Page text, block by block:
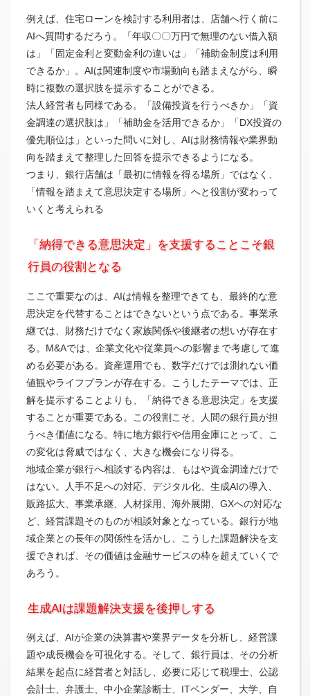
例えば、住宅ローンを検討する利用者は、店舗へ行く前に
AIへ質問するだろう。「年収〇〇万円で無理のない借入額
は」「固定金利と変動金利の違いは」「補助金制度は利用
できるか」。AIは関連制度や市場動向も踏まえながら、瞬
時に複数の選択肢を提示することができる。
法人経営者も同様である。「設備投資を行うべきか」「資
金調達の選択肢は」「補助金を活用できるか」「DX投資の
優先順位は」といった問いに対し、AIは財務情報や業界動
向を踏まえて整理した回答を提示できるようになる。
つまり、銀行店舗は「最初に情報を得る場所」ではなく、
「情報を踏まえて意思決定する場所」へと役割が変わって
いくと考えられる
「納得できる意思決定」を支援することこそ銀
行員の役割となる
ここで重要なのは、AIは情報を整理できても、最終的な意
思決定を代替することはできないという点である。事業承
継では、財務だけでなく家族関係や後継者の想いが存在す
る。M&Aでは、企業文化や従業員への影響まで考慮して進
める必要がある。資産運用でも、数字だけでは測れない価
値観やライフプランが存在する。こうしたテーマでは、正
解を提示することよりも、「納得できる意思決定」を支援
することが重要である。この役割こそ、人間の銀行員が担
うべき価値になる。特に地方銀行や信用金庫にとって、こ
の変化は脅威ではなく、大きな機会になり得る。
地域企業が銀行へ相談する内容は、もはや資金調達だけで
はない。人手不足への対応、デジタル化、生成AIの導入、
販路拡大、事業承継、人材採用、海外展開、GXへの対応な
ど、経営課題そのものが相談対象となっている。銀行が地
域企業との長年の関係性を活かし、こうした課題解決を支
援できれば、その価値は金融サービスの枠を超えていくで
あろう。
生成AIは課題解決支援を後押しする
例えば、AIが企業の決算書や業界データを分析し、経営課
題や成長機会を可視化する。そして、銀行員は、その分析
結果を起点に経営者と対話し、必要に応じて税理士、公認
会計士、弁護士、中小企業診断士、ITベンダー、大学、自